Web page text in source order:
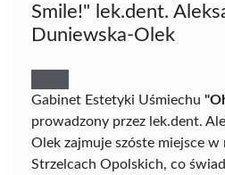
Smile!" lek.dent.
Duniewska-Olek
Gabinet Estetyki Uśmiechu
prowadzony przez lek.dent.
Olek zajmuje szóste miejsce
Strzelcach Opolskich, co